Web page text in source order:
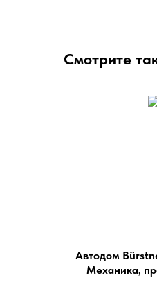
Смотрите
Автодом
Механика,